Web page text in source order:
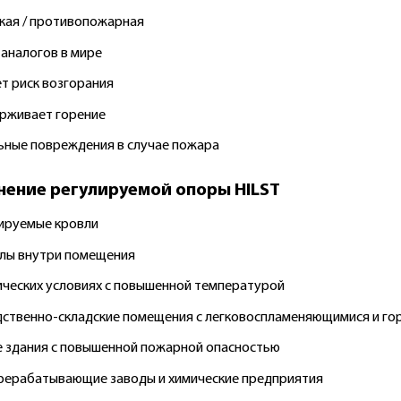
/ противопожарная
в мире
риск возгорания
горение
повреждения в случае пожара
регулируемой опоры HILST
кровли
внутри помещения
условиях с повышенной температурой
складские помещения с легковоспламеняющимися и
здания с повышенной пожарной опасностью
заводы и химические предприятия